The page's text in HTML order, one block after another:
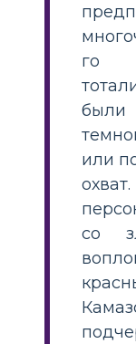
го
были
или
со